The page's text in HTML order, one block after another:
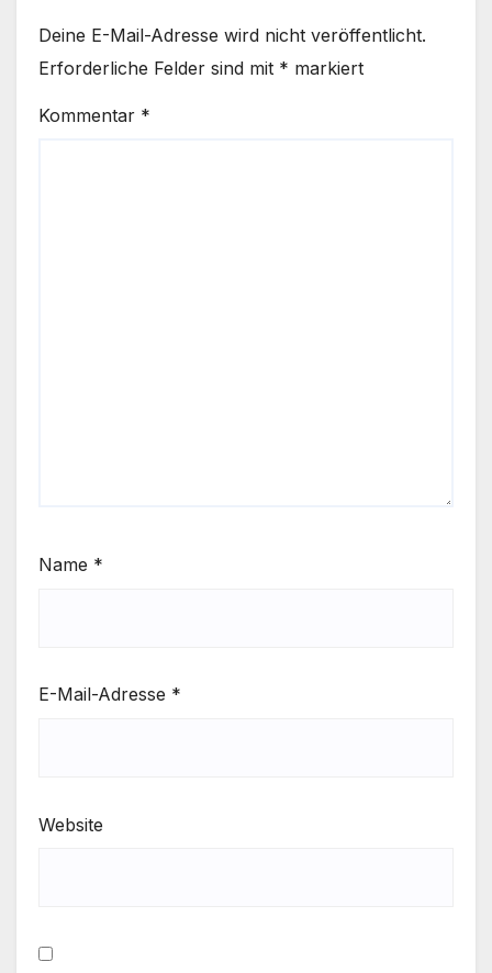
Deine E-Mail-Adresse wird nicht veröffentlicht.
Erforderliche Felder sind mit * markiert
Kommentar *
Name *
E-Mail-Adresse *
Website